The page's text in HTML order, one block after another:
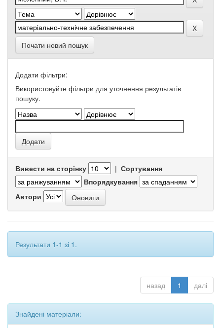
Почати новий пошук
Додати фільтри:
Використовуйте фільтри для уточнення результатів
пошуку.
Вивести на сторінку | Сортування
Впорядкування
Автори
Результати 1-1 зі 1.
назад 1 далі
Знайдені матеріали: